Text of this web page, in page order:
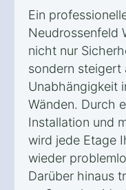
Ein
Neudrossenfeld
nicht nur
sondern steigert
Unabhängigkeit
Wänden. Durch
Installation und
wird jede Etage
wieder
Darüber hinaus